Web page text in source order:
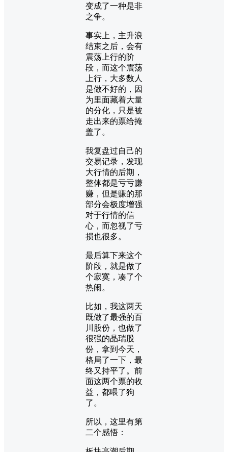
变成了一种是非
之争。
事实上，主升浪
结束之后，会有
震荡上行的阶
段，而这个震荡
上行，大多数人
是做不好的，因
为里面藏着大量
的分化，只是被
走出来的票给掩
盖了。
我复盘过自己的
交易记录，发现
大行情的后期，
整体都是亏亏赚
赚，但是赚的那
部分会极度增强
对于行情的信
心，而忽视了亏
损也很多。
最后算下来这个
阶段，就是做了
个寂寞，凑了个
热闹。
比如，我这两天
既做了最强的百
川股份，也做了
很强的晶瑞股
份，拿到今天，
格局了一下，最
终又持平了。前
面这两个票的收
益，都喂了狗
了。
所以，这里有第
二个感悟：